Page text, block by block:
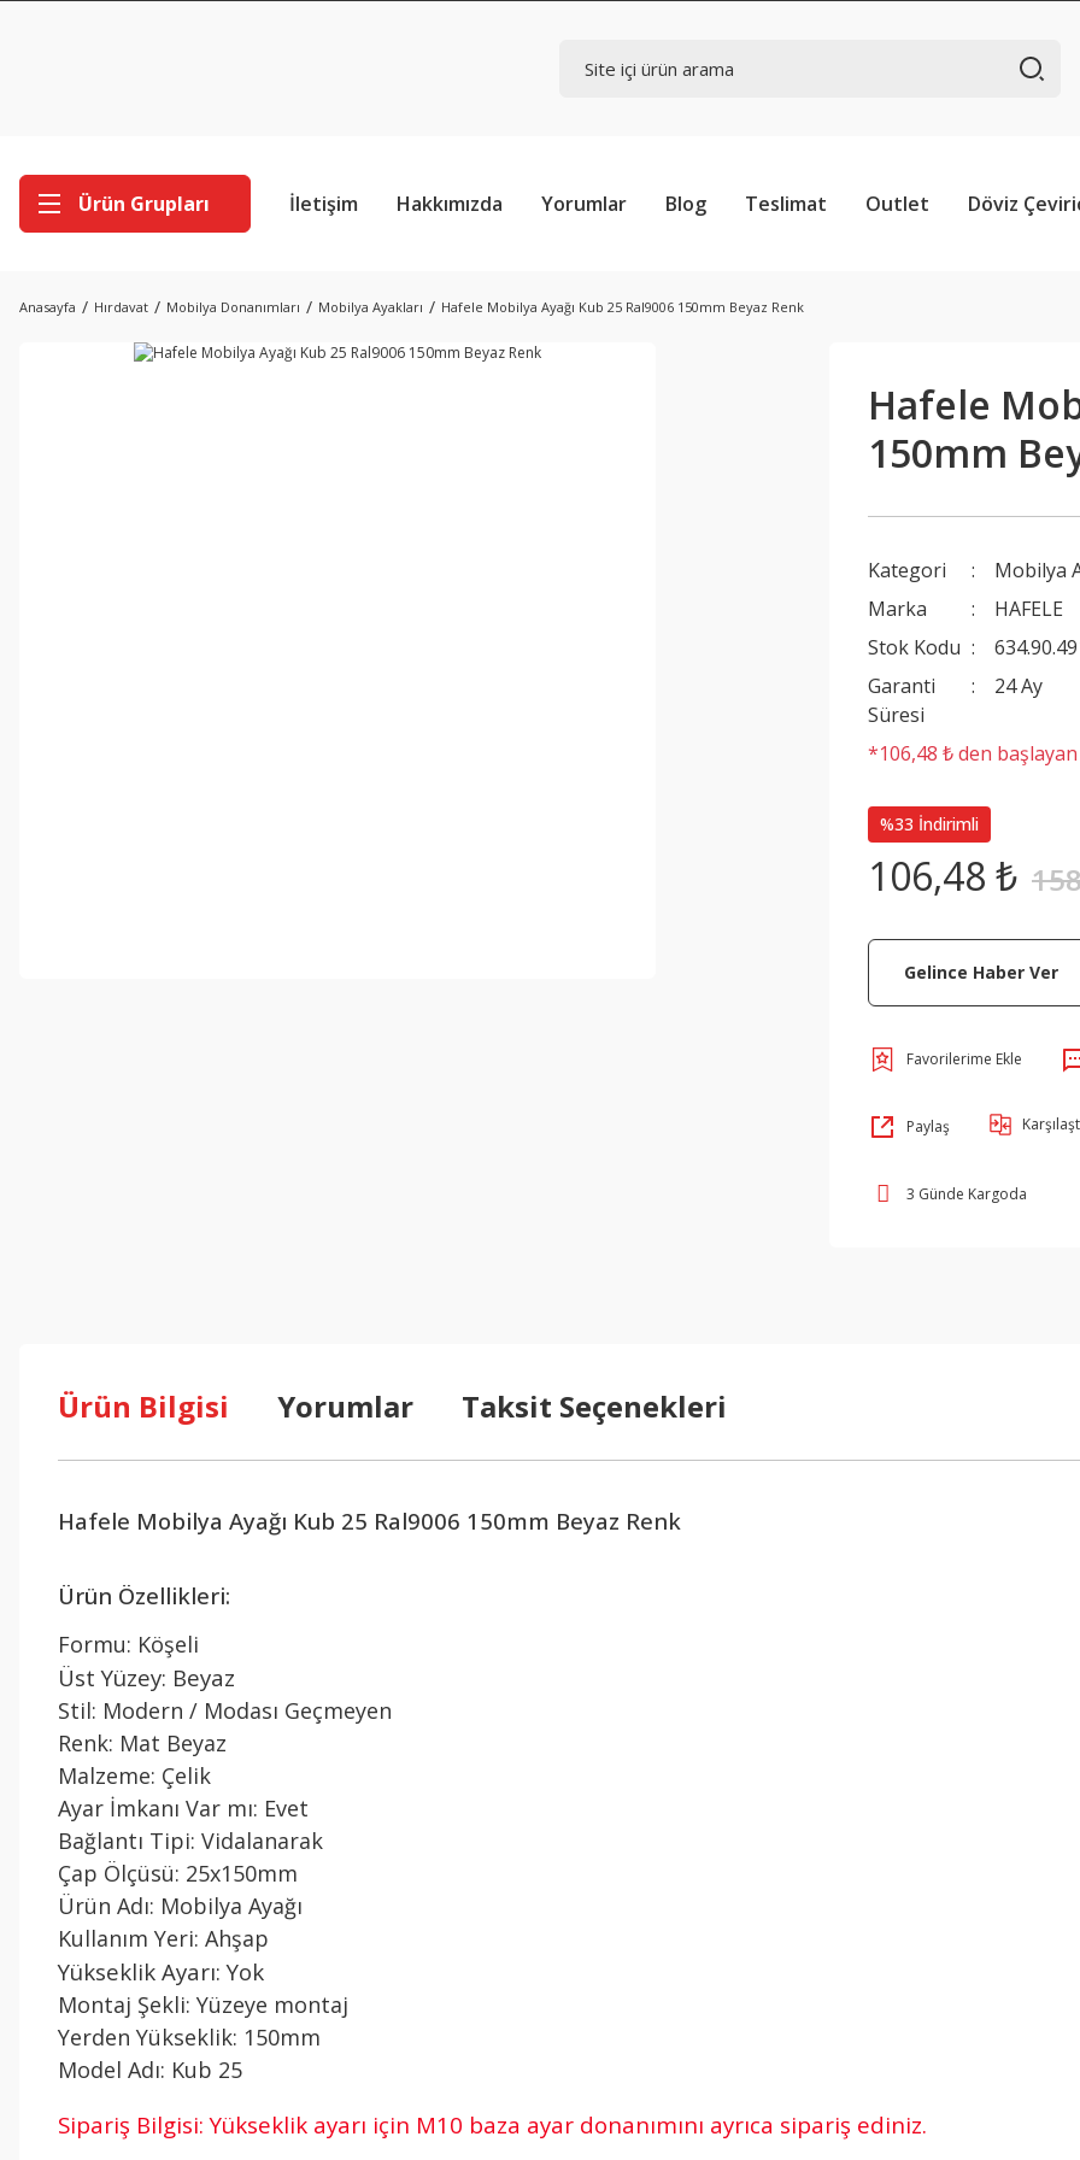
Ürün Grupları İletişim Hakkımızda Yorumlar Blog Teslimat Outlet Döviz
Anasayfa Hırdavat Mobilya Donanımları Mobilya Ayakları Hafele Mobilya Ayağı Kub 25 Ral9006 150mm Beyaz Renk
Hafele
150mm
Kategori
Mobilya
Marka
HAFELE
Stok Kodu
Garanti
Süresi
24 Ay
*106,48 ₺ den
%33 İndirimli
106,48 ₺
Gelince Haber Ver
Paylaş
3 Günde Kargoda
Ürün Bilgisi Yorumlar Taksit Seçenekleri
Hafele Mobilya Ayağı Kub 25 Ral9006 150mm Beyaz Renk
Ürün Özellikleri:
Formu: Köşeli
Üst Yüzey: Beyaz
Stil: Modern / Modası Geçmeyen
Renk: Mat Beyaz
Malzeme: Çelik
Ayar İmkanı Var mı: Evet
Bağlantı Tipi: Vidalanarak
Çap Ölçüsü: 25x150mm
Ürün Adı: Mobilya Ayağı
Kullanım Yeri: Ahşap
Yükseklik Ayarı: Yok
Montaj Şekli: Yüzeye montaj
Yerden Yükseklik: 150mm
Model Adı: Kub 25
Sipariş Bilgisi: Yükseklik ayarı için M10 baza ayar donanımını ayrıca sipariş ediniz.